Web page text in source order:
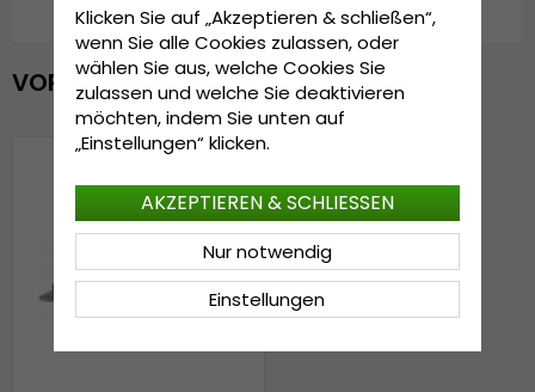
VOR KURZEM ANGESEHEN
Klicken Sie auf „Akzeptieren & schließen“,
wenn Sie alle Cookies zulassen, oder
wählen Sie aus, welche Cookies Sie
zulassen und welche Sie deaktivieren
möchten, indem Sie unten auf
„Einstellungen“ klicken.
Einstellungen
Nur notwendig
AKZEPTIEREN & SCHLIESSEN